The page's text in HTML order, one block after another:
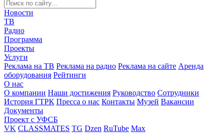
Новости
ТВ
Радио
Программа
Проекты
Услуги
Реклама на ТВ Реклама на радио Реклама на сайте Аренда
оборудования Рейтинги
О нас
О компании Наши достижения Руководство Сотрудники
История ГТРК Пресса о нас Контакты Музей Вакансии
Документы
Проект с УФСБ
VK CLASSMATES TG Dzen RuTube Max